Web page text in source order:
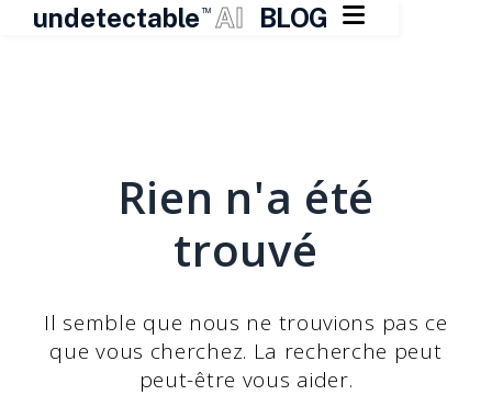
undetectable TM AI BLOG 
Rien n'a été
trouvé
Il semble que nous ne trouvions pas ce
que vous cherchez. La recherche peut
peut-être vous aider.